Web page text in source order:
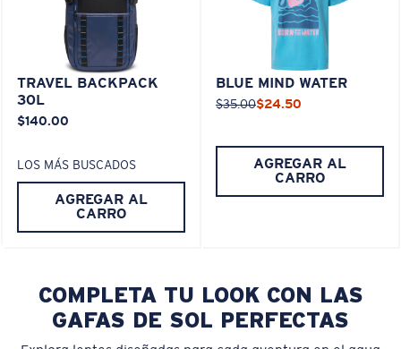
TRAVEL BACKPACK
30L
$140.00
LOS MÁS BUSCADOS
AGREGAR AL
CARRO
BLUE MIND WATER
$35.00$24.50
AGREGAR AL
CARRO
COMPLETA TU LOOK CON LAS
GAFAS DE SOL PERFECTAS